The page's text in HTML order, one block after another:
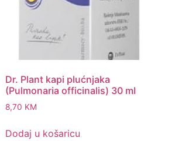
Dr. Plant kapi plućnjaka
(Pulmonaria officinalis) 30 ml
8,70 KM
Dodaj u košaricu